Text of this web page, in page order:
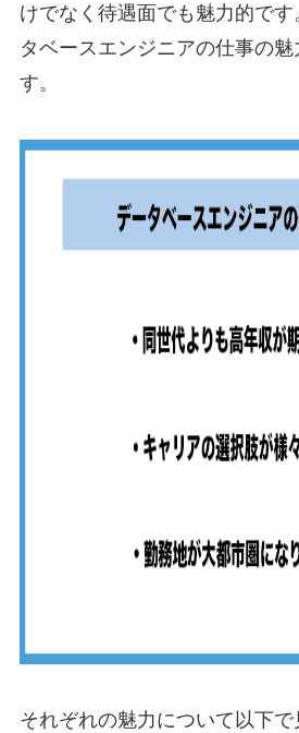
けでなく待遇面でも魅力的で
タベースエンジニアの仕事の魅
す。
それぞれの魅力について以下で